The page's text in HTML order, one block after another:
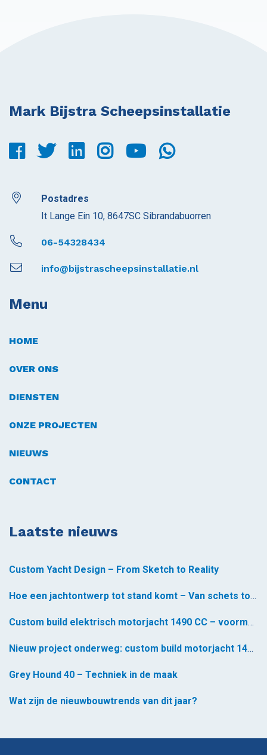
Mark Bijstra Scheepsinstallatie
Postadres
It Lange Ein 10, 8647SC Sibrandabuorren
06-54328434
info@bijstrascheepsinstallatie.nl
Menu
HOME
OVER ONS
DIENSTEN
ONZE PROJECTEN
NIEUWS
CONTACT
Laatste nieuws
Custom Yacht Design – From Sketch to Reality
Hoe een jachtontwerp tot stand komt – Van schets tot realiteit *
Custom build elektrisch motorjacht 1490 CC – voormontage gestart
Nieuw project onderweg: custom build motorjacht 1490 CC
Grey Hound 40 – Techniek in de maak
Wat zijn de nieuwbouwtrends van dit jaar?